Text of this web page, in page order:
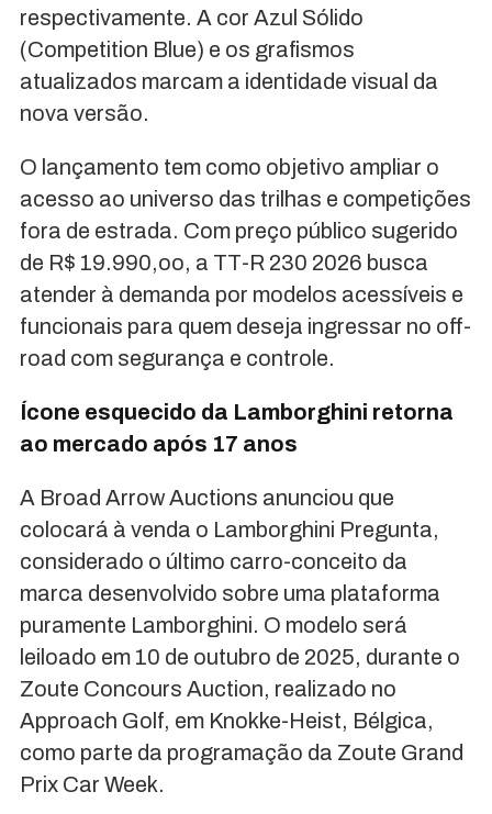
respectivamente. A cor Azul Sólido
(Competition Blue) e os grafismos
atualizados marcam a identidade visual da
nova versão.
O lançamento tem como objetivo ampliar o
acesso ao universo das trilhas e competições
fora de estrada. Com preço público sugerido
de R$ 19.990,oo, a TT-R 230 2026 busca
atender à demanda por modelos acessíveis e
funcionais para quem deseja ingressar no off-
road com segurança e controle.
Ícone esquecido da Lamborghini retorna
ao mercado após 17 anos
A Broad Arrow Auctions anunciou que
colocará à venda o Lamborghini Pregunta,
considerado o último carro-conceito da
marca desenvolvido sobre uma plataforma
puramente Lamborghini. O modelo será
leiloado em 10 de outubro de 2025, durante o
Zoute Concours Auction, realizado no
Approach Golf, em Knokke-Heist, Bélgica,
como parte da programação da Zoute Grand
Prix Car Week.